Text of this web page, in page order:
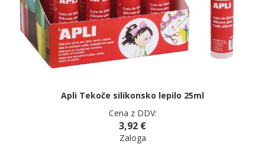
Apli Tekoče silikonsko lepilo 25ml
Cena z DDV:
3,92 €
Zaloga